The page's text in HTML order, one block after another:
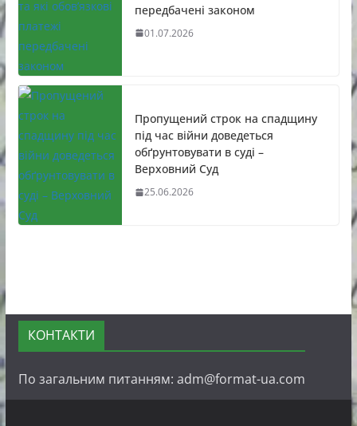
передбачені законом
01.07.2026
Пропущений строк на спадщину
під час війни доведеться
обґрунтовувати в суді –
Верховний Суд
25.06.2026
КОНТАКТИ
По загальним питанням: adm@format-ua.com